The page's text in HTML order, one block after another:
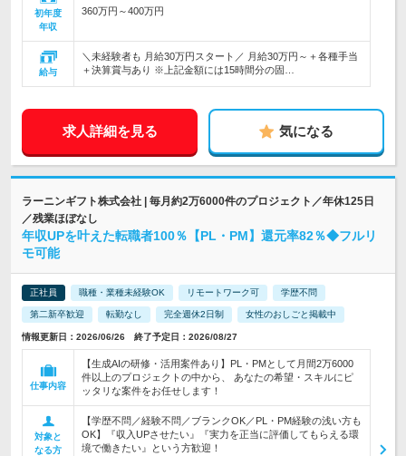
初年度
年収
360万円～400万円
給与
＼未経験者も 月給30万円スタート／ 月給30万円～＋各種手当
＋決算賞与あり ※上記金額には15時間分の固…
求人詳細を見る 気になる
ラーニンギフト株式会社 | 毎月約2万6000件のプロジェクト／年休125日
／残業ほぼなし
年収UPを叶えた転職者100％【PL・PM】還元率82％◆フルリ
モ可能
正社員 職種・業種未経験OK リモートワーク可 学歴不問
第二新卒歓迎 転勤なし 完全週休2日制 女性のおしごと掲載中
情報更新日：2026/06/26 終了予定日：2026/08/27
仕事内容
【生成AIの研修・活用案件あり】PL・PMとして月間2万6000
件以上のプロジェクトの中から、 あなたの希望・スキルにピ
ッタリな案件をお任せします！
対象と
なる方
【学歴不問／経験不問／ブランクOK／PL・PM経験の浅い方も
OK】『収入UPさせたい』『実力を正当に評価してもらえる環
境で働きたい』という方歓迎！